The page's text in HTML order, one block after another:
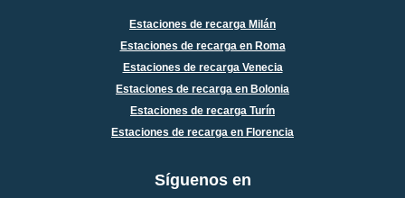
Estaciones de recarga Milán
Estaciones de recarga en Roma
Estaciones de recarga Venecia
Estaciones de recarga en Bolonia
Estaciones de recarga Turín
Estaciones de recarga en Florencia
Síguenos en